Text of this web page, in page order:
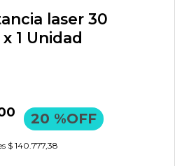
laser 30
x 1 Unidad
20 %OFF
$ 140.777,38